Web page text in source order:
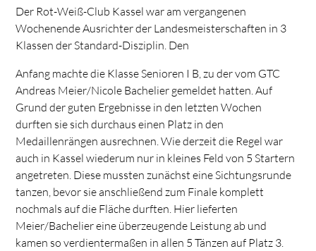
Der Rot-Weiß-Club Kassel war am vergangenen
Wochenende Ausrichter der Landesmeisterschaften in 3
Klassen der Standard-Disziplin. Den
Anfang machte die Klasse Senioren I B, zu der vom GTC
Andreas Meier/Nicole Bachelier gemeldet hatten. Auf
Grund der guten Ergebnisse in den letzten Wochen
durften sie sich durchaus einen Platz in den
Medaillenrängen ausrechnen. Wie derzeit die Regel war
auch in Kassel wiederum nur in kleines Feld von 5 Startern
angetreten. Diese mussten zunächst eine Sichtungsrunde
tanzen, bevor sie anschließend zum Finale komplett
nochmals auf die Fläche durften. Hier lieferten
Meier/Bachelier eine überzeugende Leistung ab und
kamen so verdientermaßen in allen 5 Tänzen auf Platz 3.